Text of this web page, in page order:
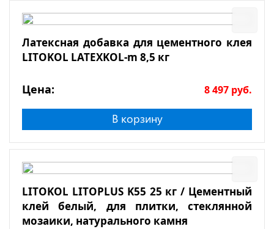
Латексная добавка для цементного клея
LITOKOL LATEXKOL-m 8,5 кг
Цена: 8 497 руб.
В корзину
LITOKOL LITOPLUS K55 25 кг / Цементный
клей белый, для плитки, стеклянной
мозаики, натурального камня